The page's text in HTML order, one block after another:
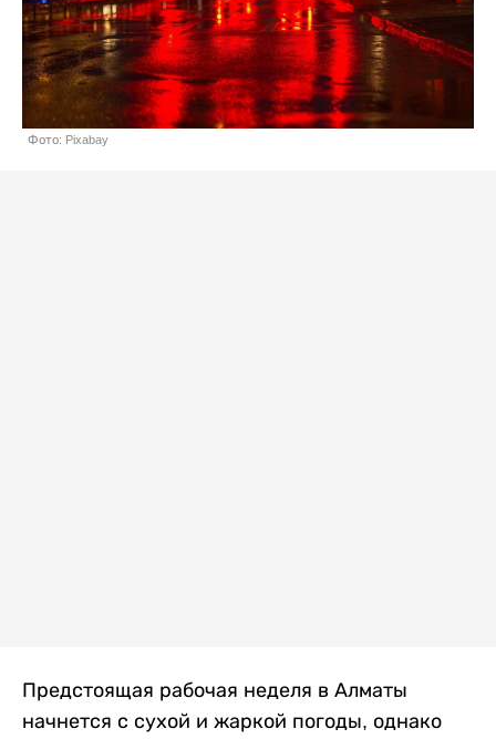
Фото: Pixabay
Предстоящая рабочая неделя в Алматы
начнется с сухой и жаркой погоды, однако